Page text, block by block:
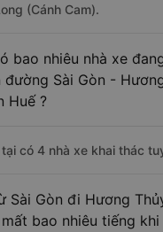
(Cánh Cam).
bao nhiêu nhà xe
đường Sài Gòn -
Huế ?
tại có 4 nhà xe khai thác
Sài Gòn đi Hương
bao nhiêu tiếng khi